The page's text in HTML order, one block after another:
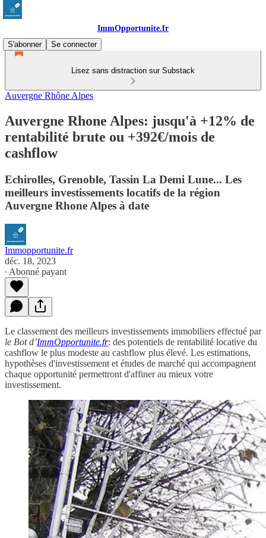
ImmOpportunite.fr
S'abonner
Se connecter
Lisez sans distraction sur Substack
Auvergne Rhône Alpes
Auvergne Rhone Alpes: jusqu'à +12% de
rentabilité brute ou +392€/mois de
cashflow
Echirolles, Grenoble, Tassin La Demi Lune... Les
meilleurs investissements locatifs de la région
Auvergne Rhone Alpes à date
Immopportunite.fr
déc. 18, 2023
∙ Abonné payant
Le classement des meilleurs investissements immobiliers effectué par
le Bot d’ImmOpportunite.fr: des potentiels de rentabilité locative du
cashflow le plus modeste au cashflow plus élevé. Les estimations,
hypothèses d'investissement et études de marché qui accompagnent
chaque opportunité permettront d'affiner au mieux votre
investissement.